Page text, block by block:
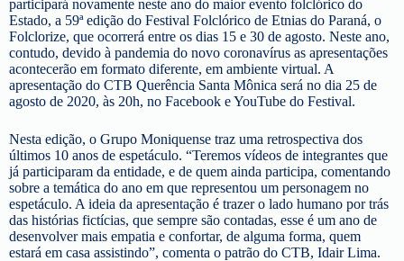
participará novamente neste ano do maior evento folclórico do
Estado, a 59ª edição do Festival Folclórico de Etnias do Paraná, o
Folclorize, que ocorrerá entre os dias 15 e 30 de agosto. Neste ano,
contudo, devido à pandemia do novo coronavírus as apresentações
acontecerão em formato diferente, em ambiente virtual. A
apresentação do CTB Querência Santa Mônica será no dia 25 de
agosto de 2020, às 20h, no Facebook e YouTube do Festival.
Nesta edição, o Grupo Moniquense traz uma retrospectiva dos
últimos 10 anos de espetáculo. “Teremos vídeos de integrantes que
já participaram da entidade, e de quem ainda participa, comentando
sobre a temática do ano em que representou um personagem no
espetáculo. A ideia da apresentação é trazer o lado humano por trás
das histórias fictícias, que sempre são contadas, esse é um ano de
desenvolver mais empatia e confortar, de alguma forma, quem
estará em casa assistindo”, comenta o patrão do CTB, Idair Lima.